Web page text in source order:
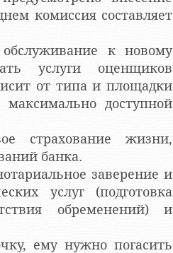
комиссия составляет
к новому
услуги оценщиков
от типа и площадки
доступной
страхование жизни,
банка.
заверение и
услуг (подготовка
обременений) и
ему нужно погасить